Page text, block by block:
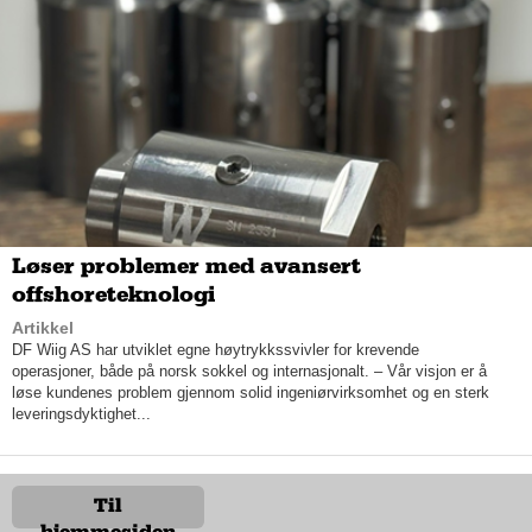
i forbindelse med større tannlegeinngrep som følge av ulike
sykdomstilstand i munnen.
– Det er mange som har økonomiske utfordringer i dag, og jeg
mener at Norge har et godt regelverk som muliggjør støtte fra
Staten, Helfo og Folketrygden. Vi behersker disse reglene, og
ordner og dokumenterer alt som deretter sendes til Helfo,
utdyper Adel.
Løser problemer med avansert
offshoreteknologi
Artikkel
DF Wiig AS har utviklet egne høytrykkssvivler for krevende
operasjoner, både på norsk sokkel og internasjonalt. – Vår visjon er å
løse kundenes problem gjennom solid ingeniørvirksomhet og en sterk
leveringsdyktighet...
Til